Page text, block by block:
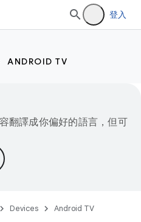
登入
ANDROID TV
翻譯成你偏好的語言，但可
Devices Android TV